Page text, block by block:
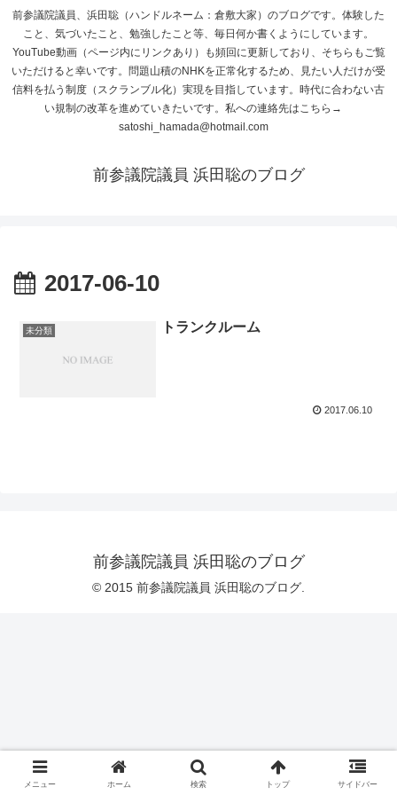
前参議院議員、浜田聡（ハンドルネーム：倉敷大家）のブログです。体験した
こと、気づいたこと、勉強したこと等、毎日何か書くようにしています。
YouTube動画（ページ内にリンクあり）も頻回に更新しており、そちらもご覧
いただけると幸いです。問題山積のNHKを正常化するため、見たい人だけが受
信料を払う制度（スクランブル化）実現を目指しています。時代に合わない古
い規制の改革を進めていきたいです。私への連絡先はこちら→
satoshi_hamada@hotmail.com
前参議院議員 浜田聡のブログ
2017-06-10
未分類 トランクルーム
2017.06.10
前参議院議員 浜田聡のブログ
© 2015 前参議院議員 浜田聡のブログ.
メニュー ホーム 検索 トップ サイドバー